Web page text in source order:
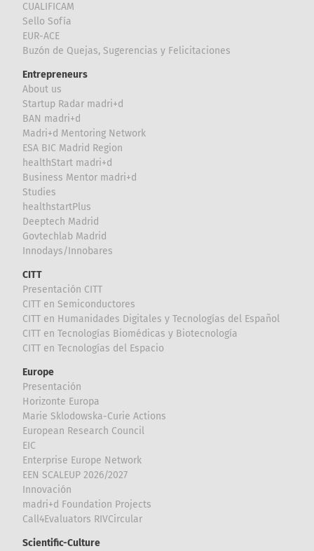
CUALIFICAM
Sello Sofía
EUR-ACE
Buzón de Quejas, Sugerencias y Felicitaciones
Entrepreneurs
About us
Startup Radar madri+d
BAN madri+d
Madri+d Mentoring Network
ESA BIC Madrid Region
healthStart madri+d
Business Mentor madri+d
Studies
healthstartPlus
Deeptech Madrid
Govtechlab Madrid
Innodays/Innobares
CITT
Presentación CITT
CITT en Semiconductores
CITT en Humanidades Digitales y Tecnologías del Español
CITT en Tecnologías Biomédicas y Biotecnología
CITT en Tecnologías del Espacio
Europe
Presentación
Horizonte Europa
Marie Sklodowska-Curie Actions
European Research Council
EIC
Enterprise Europe Network
EEN SCALEUP 2026/2027
Innovación
madri+d Foundation Projects
Call4Evaluators RIVCircular
Scientific-Culture